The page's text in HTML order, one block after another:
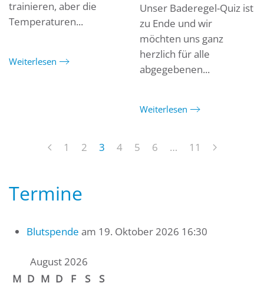
trainieren, aber die
Temperaturen...
Weiterlesen
Unser Baderegel-Quiz ist
zu Ende und wir
möchten uns ganz
herzlich für alle
abgegebenen...
Weiterlesen
1 2 3 4 5 6 … 11
Termine
Blutspende am 19. Oktober 2026 16:30
August 2026
M D M D F S
S